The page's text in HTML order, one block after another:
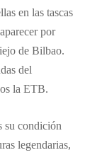
en las tascas
por
de Bilbao.
del
la ETB.
su condición
legendarias,